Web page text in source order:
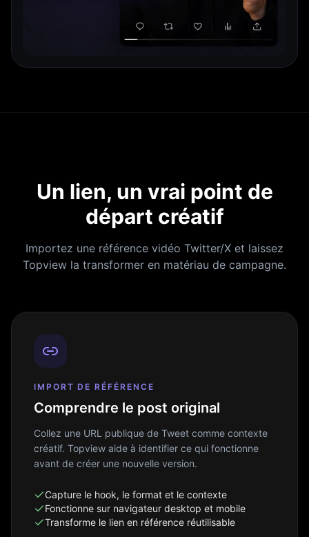
Un lien, un vrai point de
départ créatif
Importez une référence vidéo Twitter/X et laissez
Topview la transformer en matériau de campagne.
IMPORT DE RÉFÉRENCE
Comprendre le post original
Collez une URL publique de Tweet comme contexte
créatif. Topview aide à identifier ce qui fonctionne
avant de créer une nouvelle version.
Capture le hook, le format et le contexte
Fonctionne sur navigateur desktop et mobile
Transforme le lien en référence réutilisable